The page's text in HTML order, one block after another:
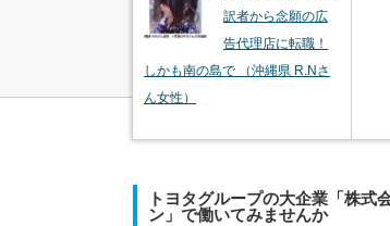
訳者から念願の広
告代理店に転職！
しかも南の島で （沖縄県 R.Nさ
ん女性）
トヨタグループの大企業「株式
ン」で働いてみませんか